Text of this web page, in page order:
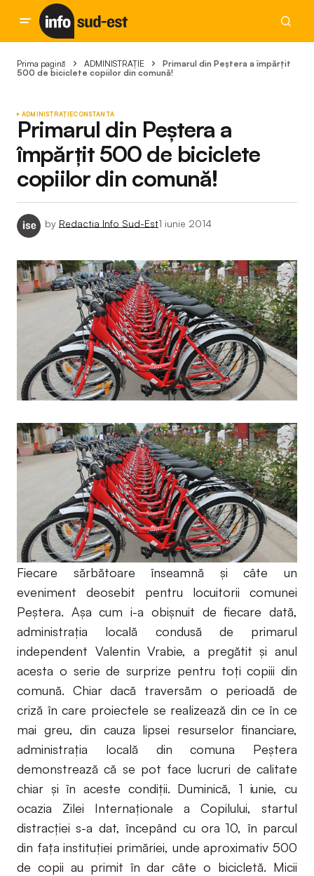
Prima pagină ADMINISTRAȚIE
Primarul din Peștera a împărțit
500 de biciclete copiilor din comună!
ADMINISTRAȚIECONSTANTA
Primarul din Peștera a
împărțit 500 de biciclete
copiilor din comună!
by Redactia Info Sud-Est1 iunie 2014
Fiecare sărbătoare înseamnă şi câte un
eveniment deosebit pentru locuitorii comunei
Peştera. Aşa cum i-a obişnuit de fiecare dată,
administraţia locală condusă de primarul
independent Valentin Vrabie, a pregătit şi anul
acesta o serie de surprize pentru toţi copiii din
comună. Chiar dacă traversăm o perioadă de
criză în care proiectele se realizează din ce în ce
mai greu, din cauza lipsei resurselor financiare,
administraţia locală din comuna Peştera
demonstrează că se pot face lucruri de calitate
chiar şi în aceste condiţii. Duminică, 1 iunie, cu
ocazia Zilei Internaţionale a Copilului, startul
distracţiei s-a dat, începând cu ora 10, în parcul
din faţa instituţiei primăriei, unde aproximativ 500
de copii au primit în dar câte o bicicletă. Micii